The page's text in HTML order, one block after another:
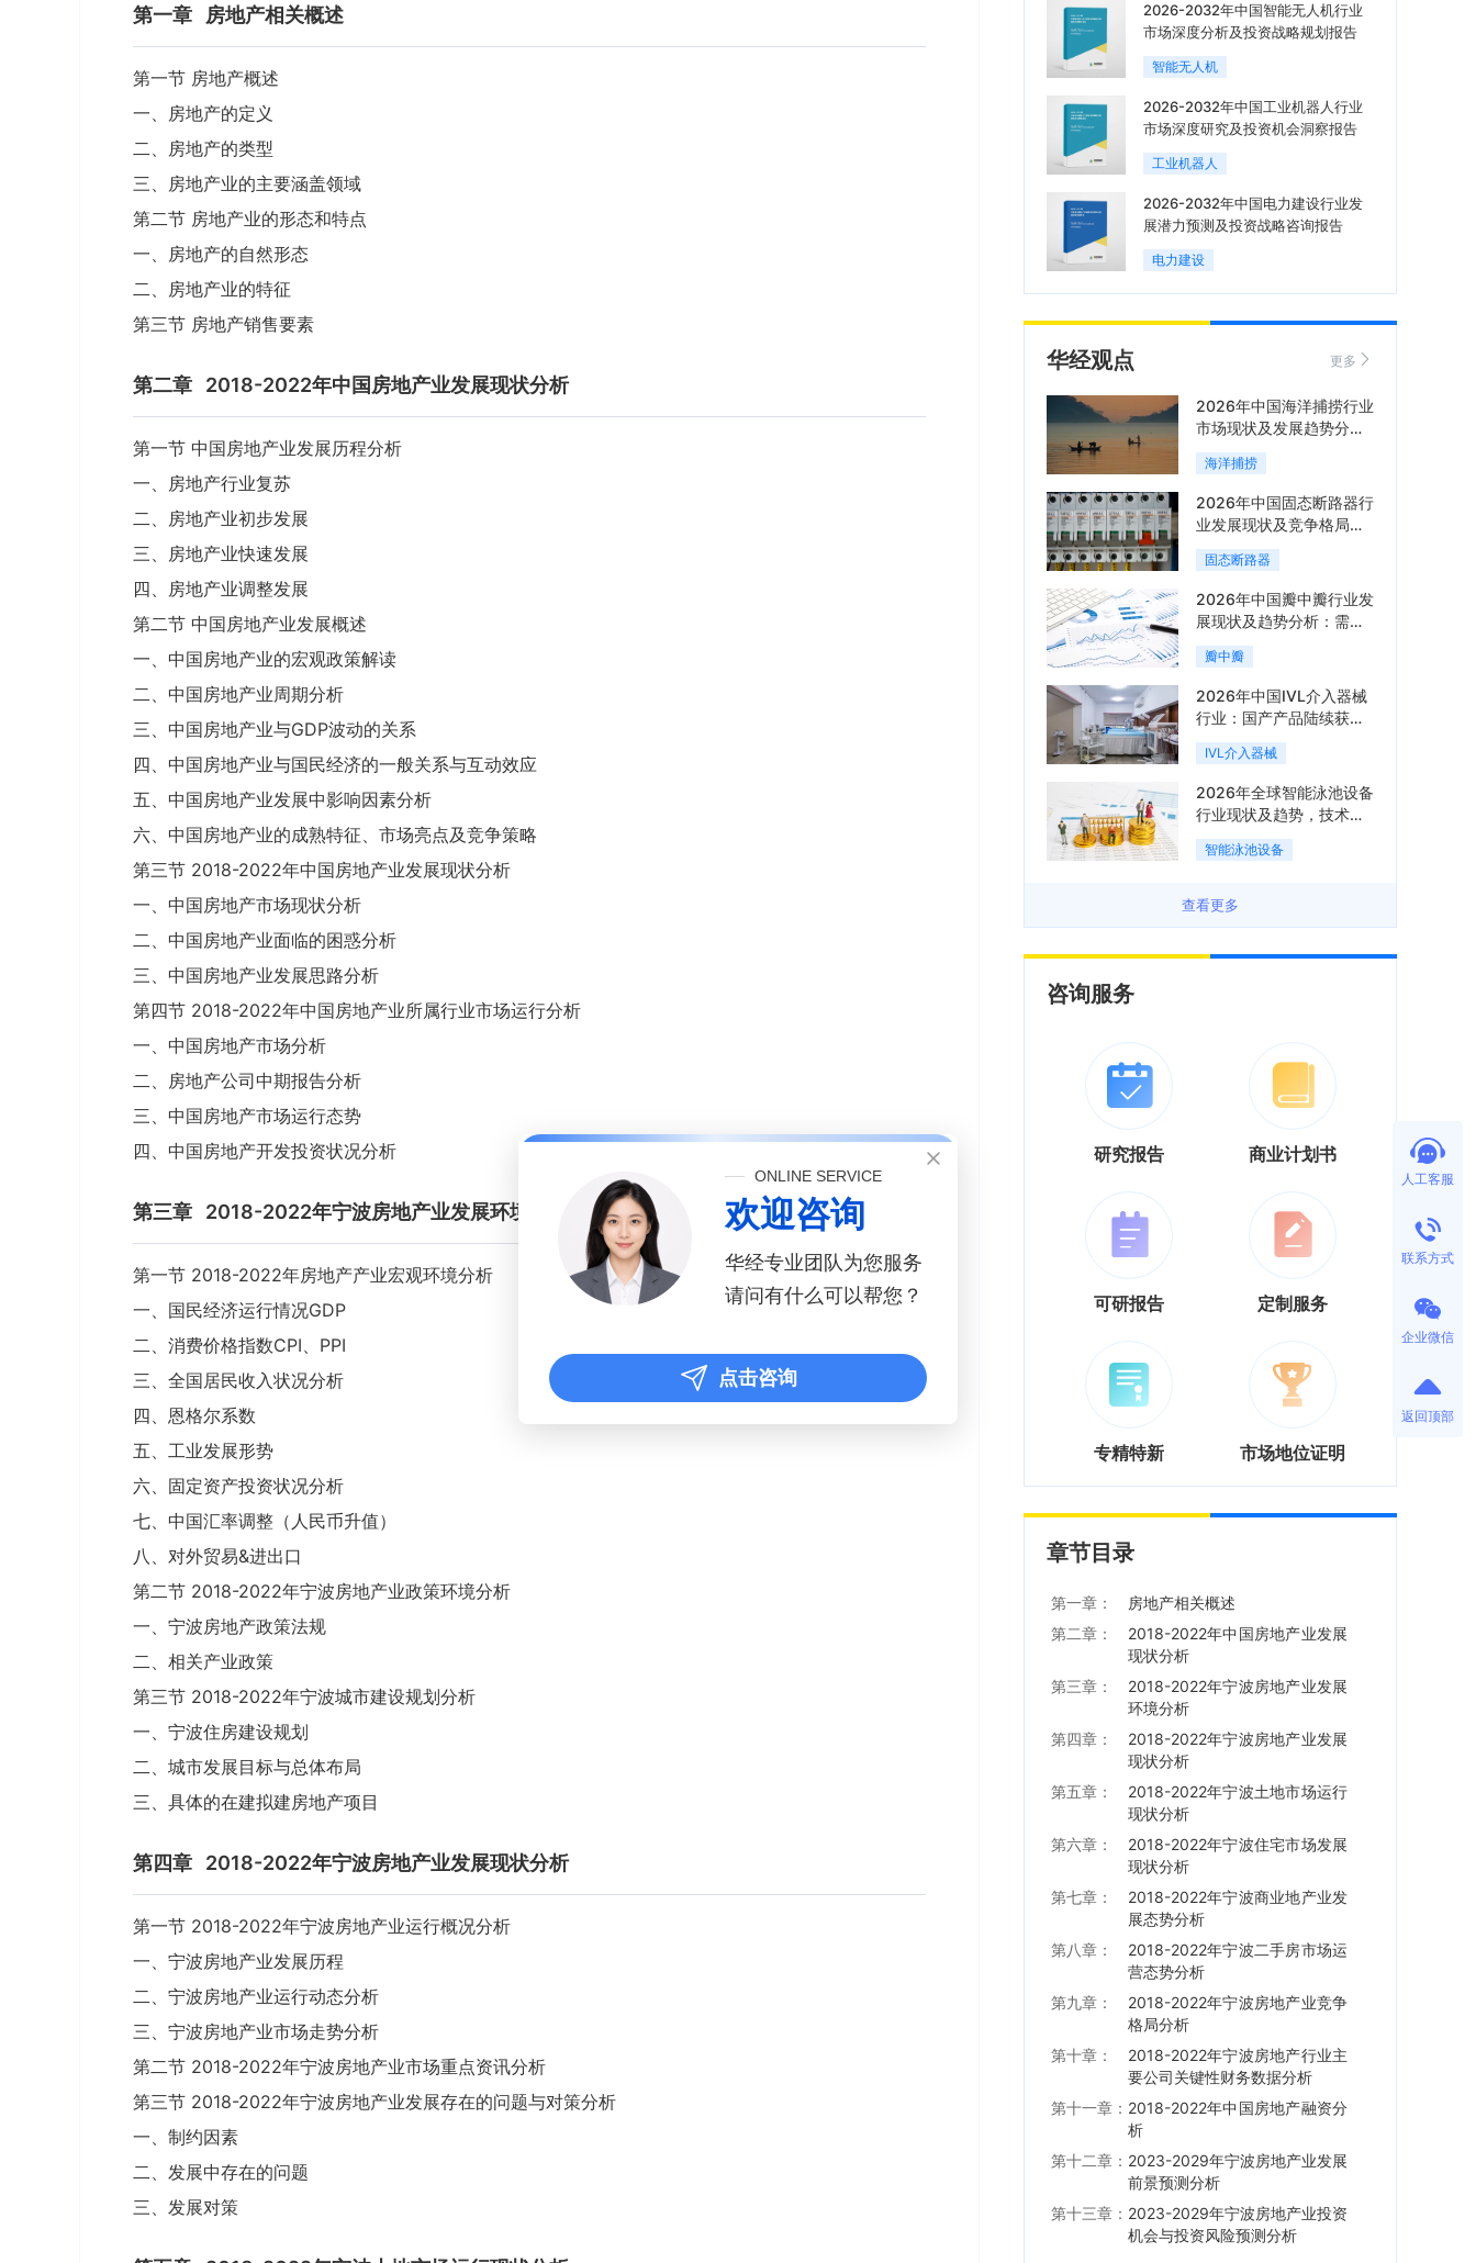
第一章 房地产相关概述
第一节 房地产概述
一、房地产的定义
二、房地产的类型
三、房地产业的主要涵盖领域
第二节 房地产业的形态和特点
一、房地产的自然形态
二、房地产业的特征
第三节 房地产销售要素
第二章 2018-2022年中国房地产业发展现状分析
第一节 中国房地产业发展历程分析
一、房地产行业复苏
二、房地产业初步发展
三、房地产业快速发展
四、房地产业调整发展
第二节 中国房地产业发展概述
一、中国房地产业的宏观政策解读
二、中国房地产业周期分析
三、中国房地产业与GDP波动的关系
四、中国房地产业与国民经济的一般关系与互动效应
五、中国房地产业发展中影响因素分析
六、中国房地产业的成熟特征、市场亮点及竞争策略
第三节 2018-2022年中国房地产业发展现状分析
一、中国房地产市场现状分析
二、中国房地产业面临的困惑分析
三、中国房地产业发展思路分析
第四节 2018-2022年中国房地产业所属行业市场运行分析
一、中国房地产市场分析
二、房地产公司中期报告分析
三、中国房地产市场运行态势
四、中国房地产开发投资状况分析
第三章 2018-2022年宁波房地产业发展环境分析
第一节 2018-2022年房地产产业宏观环境分析
一、国民经济运行情况GDP
二、消费价格指数CPI、PPI
三、全国居民收入状况分析
四、恩格尔系数
五、工业发展形势
六、固定资产投资状况分析
七、中国汇率调整（人民币升值）
八、对外贸易&进出口
第二节 2018-2022年宁波房地产业政策环境分析
一、宁波房地产政策法规
二、相关产业政策
第三节 2018-2022年宁波城市建设规划分析
一、宁波住房建设规划
二、城市发展目标与总体布局
三、具体的在建拟建房地产项目
第四章 2018-2022年宁波房地产业发展现状分析
第一节 2018-2022年宁波房地产业运行概况分析
一、宁波房地产业发展历程
二、宁波房地产业运行动态分析
三、宁波房地产业市场走势分析
第二节 2018-2022年宁波房地产业市场重点资讯分析
第三节 2018-2022年宁波房地产业发展存在的问题与对策分析
一、制约因素
二、发展中存在的问题
三、发展对策
2026-2032年中国智能无人机行业
市场深度分析及投资战略规划报告
智能无人机
2026-2032年中国工业机器人行业
市场深度研究及投资机会洞察报告
工业机器人
2026-2032年中国电力建设行业发
展潜力预测及投资战略咨询报告
电力建设
华经观点 更多
2026年中国海洋捕捞行业
市场现状及发展趋势分
析：科技赋能与智能化转
型加速「图」
海洋捕捞
2026年中国固态断路器行
业发展现状及竞争格局分
析：国际巨头领跑技术，
国内企业加速追赶「图」
固态断路器
2026年中国瓣中瓣行业发
展现状及趋势分析：需求
可持续释放，市场发展前
景良好「图」
瓣中瓣
2026年中国IVL介入器械
行业：国产产品陆续获
批，市场将进入持续高增
长阶段「图」
IVL介入器械
2026年全球智能泳池设备
行业现状及趋势，技术端
朝着系统集成、绿色节能
方向迭代「图」
智能泳池设备
查看更多
咨询服务
研究报告 商业计划书
可研报告 定制服务
专精特新 市场地位证明
章节目录
第一章：
房地产相关概述
第二章：
2018-2022年中国房地产业发展
现状分析
第三章：
2018-2022年宁波房地产业发展
环境分析
第四章：
2018-2022年宁波房地产业发展
现状分析
第五章：
2018-2022年宁波土地市场运行
现状分析
第六章：
2018-2022年宁波住宅市场发展
现状分析
第七章：
2018-2022年宁波商业地产业发
展态势分析
第八章：
2018-2022年宁波二手房市场运
营态势分析
第九章：
2018-2022年宁波房地产业竞争
格局分析
第十章：
2018-2022年宁波房地产行业主
要公司关键性财务数据分析
第十一章： 2018-2022年中国房地产融资分
析
第十二章： 2023-2029年宁波房地产业发展
前景预测分析
第十三章： 2023-2029年宁波房地产业投资
机会与投资风险预测分析
人工客服
联系方式
企业微信
返回顶部
ONLINE SERVICE
欢迎咨询
华经专业团队为您服务
请问有什么可以帮您？
点击咨询